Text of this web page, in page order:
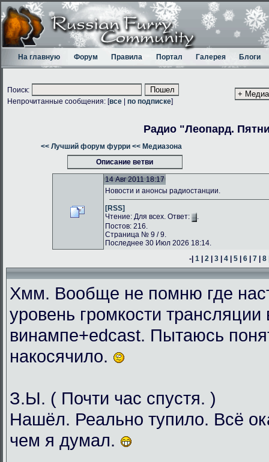
На главную Форум Правила Портал Галерея Блоги
Поиск:
Непрочитанные сообщения: [все по подписке]
Радио "Леопард.
<< Лучший форум фурри << Медиазона
Описание ветви
14 Авг 2011 18:17
Новости и анонсы радиостанции.
[RSS]
Чтение: Для всех. Ответ:
.
Постов: 216.
Страница № 9 / 9.
Последнее 30 Июл 2026 18:14.
-|1 |2 |3 |4 |5 |6 |7 |8
Хмм. Вообще не помню где
уровень громкости трансляции
винампе+edcast. Пытаюсь
накосячило.
З.Ы. ( Почти час спустя. )
Нашёл. Реально тупило. Всё
чем я думал.